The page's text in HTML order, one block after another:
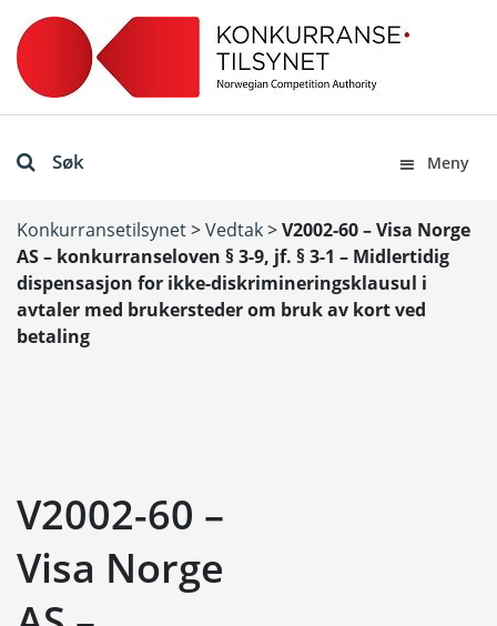
Søk Meny
Konkurransetilsynet>Vedtak>V2002-60 – Visa Norge
AS – konkurranseloven § 3-9, jf. § 3-1 – Midlertidig
dispensasjon for ikke-diskrimineringsklausul i
avtaler med brukersteder om bruk av kort ved
betaling
V2002-60 –
Visa Norge